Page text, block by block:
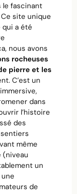
le fascinant
site unique
a été
nous avons
rocheuses
pierre et les
C’est un
dans
l’histoire
des
même
(niveau
un
de